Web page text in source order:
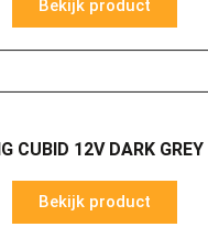
Bekijk product
CUBID 12V DARK GREY
Bekijk product